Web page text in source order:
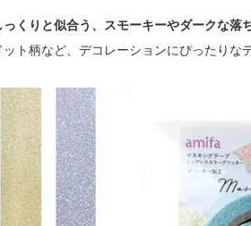
くりと似合う、スモーキーやダークな落
ト柄など、デコレーションにぴったりな